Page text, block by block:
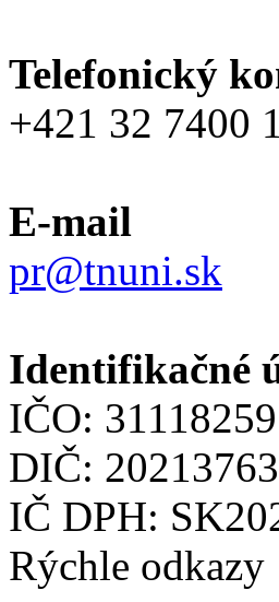
Telefonický
+421 32 7400
E-mail
pr@tnuni.sk
Identifikačné
IČO: 31118259
DIČ:
IČ DPH:
Rýchle odkazy